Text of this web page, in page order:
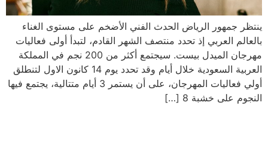
ينتظر جمهور الرياض الحدث الفني الأضخم على مستوى الغناء
بالعالم العربي إذ تحدد منتصف الشهر القادم، لتبدأ أولى فعاليات
مهرجان الميدل بيست. سيجتمع أكثر من 200 نجم في المملكة
العربية السعودية خلال أيام وقد تحدد يوم 14 كانون الاول لتنطلق
أولي فعاليات المهرجان، على أن يستمر 3 أيام متتالية، يجتمع فيها
النجوم على خشبة 8 […]